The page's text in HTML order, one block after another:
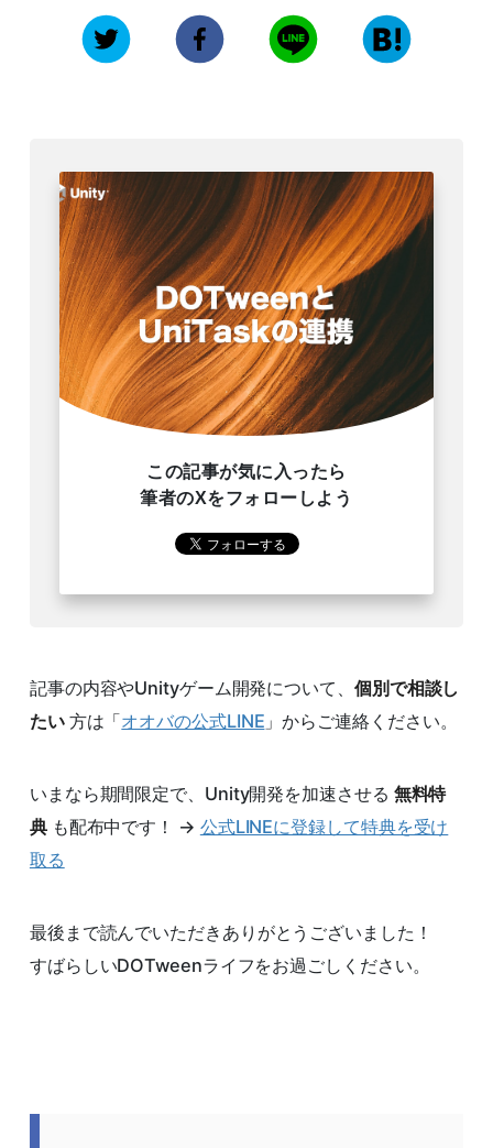
この記事が気に入ったら
筆者のXをフォローしよう
記事の内容やUnityゲーム開発について、 個別で相談し
たい方は「オオバの公式LINE 」からご連絡ください。
いまなら期間限定で、Unity開発を加速させる 無料特
典も配布中です！ → 公式LINEに登録して特典を受け
取る
最後まで読んでいただきありがとうございました！
すばらしいDOTweenライフをお過ごしください。